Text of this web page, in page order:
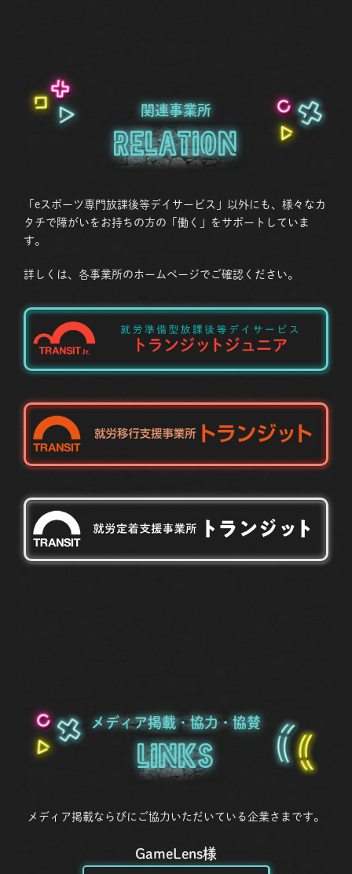
関連事業所
Relation
「eスポーツ専門放課後等デイサービス」以外にも、様々なカ
タチで障がいをお持ちの方の「働く」をサポートしていま
す。
詳しくは、各事業所のホームページでご確認ください。
メディア掲載・協力・協賛
Links
メディア掲載ならびにご協力いただいている企業さまです。
GameLens様